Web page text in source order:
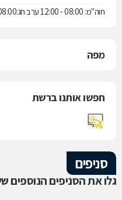
חוה"מ: 08:00 - 12:00 ערב חג:08:00 - 12:00
מפה
חפשו אותנו ברשת
סניפים
גלו את הסניפים הנוספים